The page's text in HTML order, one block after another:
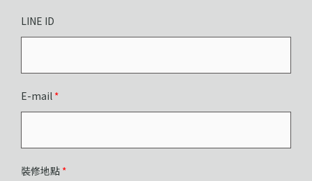
LINE ID
E-mail *
裝修地點 *